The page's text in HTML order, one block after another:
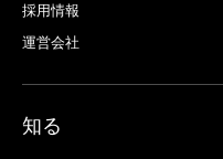
採用情報
運営会社
知る